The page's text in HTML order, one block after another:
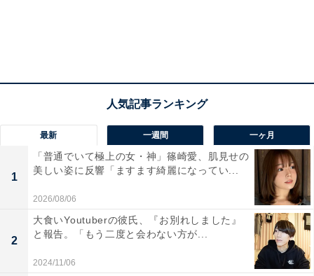
最新 一週間 一ヶ月
1
「普通でいて極上の女・神」篠崎愛、肌見せの
美しい姿に反響「ますます綺麗になってい...
2026/08/06
2
大食いYoutuberの彼氏、『お別れしました』
と報告。「もう二度と会わない方が...
2024/11/06